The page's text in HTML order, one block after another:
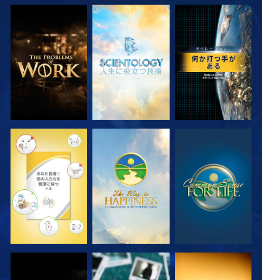
シリーズを探求 シリーズを探求 観る
観る 観る 観る